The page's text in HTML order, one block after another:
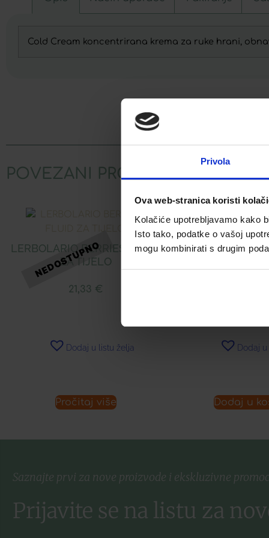
Privola
Ova web-stranica koristi
Kolačiće upotrebljavamo kako
Isto tako, podatke o vašoj
mogu kombinirati s drugim
Cold Cream koncentrirana krema za ruke hrani,
POVEZANI PROIZVODI
LERBOLARIO BERRIES FLUID
ZA TIJELO
21,33 €
Dodaj u listu želja
Pročitaj više
Dodaj
Dodaj u
Saznajte prvi za nove proizvode i ekskluzivne
Prijavite se na listu za